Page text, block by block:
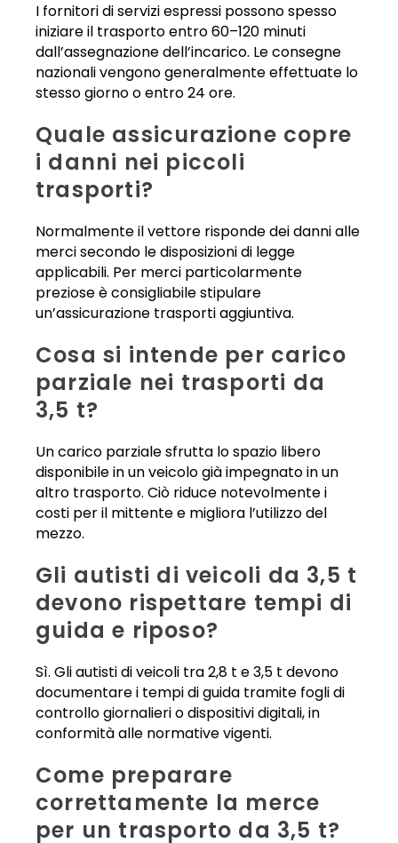
I fornitori di servizi espressi possono spesso
iniziare il trasporto entro 60–120 minuti
dall’assegnazione dell’incarico. Le consegne
nazionali vengono generalmente effettuate lo
stesso giorno o entro 24 ore.
Quale assicurazione copre
i danni nei piccoli
trasporti?
Normalmente il vettore risponde dei danni alle
merci secondo le disposizioni di legge
applicabili. Per merci particolarmente
preziose è consigliabile stipulare
un’assicurazione trasporti aggiuntiva.
Cosa si intende per carico
parziale nei trasporti da
3,5 t?
Un carico parziale sfrutta lo spazio libero
disponibile in un veicolo già impegnato in un
altro trasporto. Ciò riduce notevolmente i
costi per il mittente e migliora l’utilizzo del
mezzo.
Gli autisti di veicoli da 3,5 t
devono rispettare tempi di
guida e riposo?
Sì. Gli autisti di veicoli tra 2,8 t e 3,5 t devono
documentare i tempi di guida tramite fogli di
controllo giornalieri o dispositivi digitali, in
conformità alle normative vigenti.
Come preparare
correttamente la merce
per un trasporto da 3,5 t?